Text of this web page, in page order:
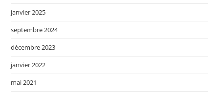
janvier 2025
septembre 2024
décembre 2023
janvier 2022
mai 2021